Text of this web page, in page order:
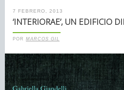
7 FEBRERO, 2013
‘INTERIORAE’, UN EDIFICIO
POR MARCOS GIL